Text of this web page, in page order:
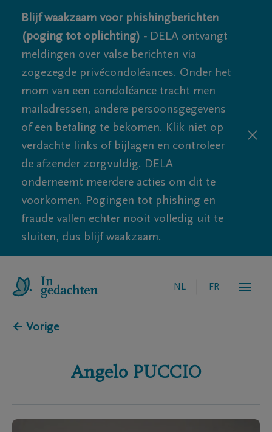
Blijf waakzaam voor phishingberichten
(poging tot oplichting) - DELA ontvangt
meldingen over valse berichten via
zogezegde privécondoléances. Onder het
mom van een condoléance tracht men
mailadressen, andere persoonsgegevens
of een betaling te bekomen. Klik niet op
verdachte links of bijlagen en controleer
de afzender zorgvuldig. DELA
onderneemt meerdere acties om dit te
voorkomen. Pogingen tot phishing en
fraude vallen echter nooit volledig uit te
sluiten, dus blijf waakzaam.
NL FR
← Vorige
Angelo PUCCIO